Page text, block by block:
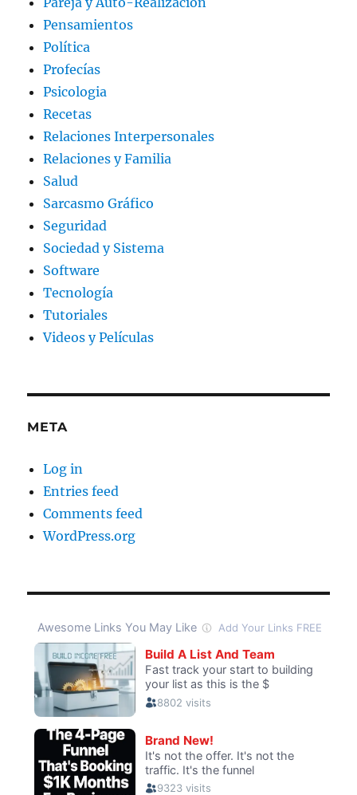
Pensamientos
Política
Profecías
Psicologia
Recetas
Relaciones Interpersonales
Relaciones y Familia
Salud
Sarcasmo Gráfico
Seguridad
Sociedad y Sistema
Software
Tecnología
Tutoriales
Videos y Películas
META
Log in
Entries feed
Comments feed
WordPress.org